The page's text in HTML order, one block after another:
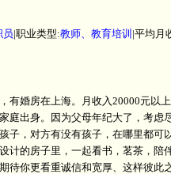
员|职业类型:教师、教育培训 |平均月
有婚房在上海。月收入20000元以
庭出身。因为父母年纪大了，考虑
子，对方有没有孩子，在哪里都可
计的房子里，一起看书，茗茶，
待你更看重诚信和宽厚、这样彼此